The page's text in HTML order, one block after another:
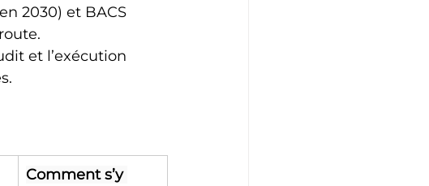
2030) et BACS
et l’exécution
Comment s’y